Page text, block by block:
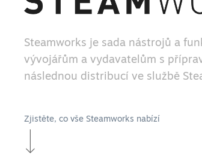
Steamworks je sada nástrojů a
vývojářům a vydavatelům s
následnou distribucí ve službě
Zjistěte, co vše Steamworks nabízí